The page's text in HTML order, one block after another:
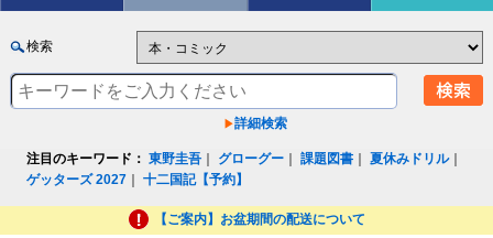
検索
詳細検索
注目のキーワード： 東野圭吾 グローグー ｜課題図書 ｜夏休みドリル｜
ゲッターズ 2027 ｜十二国記【予約】
【ご案内】お盆期間の配送について